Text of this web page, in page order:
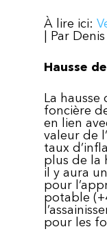
À lire ici:
| Par
Hausse
La hausse
foncière
en lien
valeur de
taux
plus de la
il y aura
pour
potable
pour les